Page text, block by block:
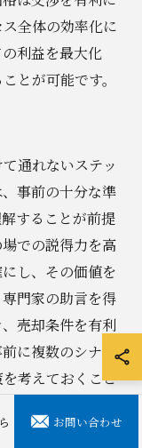
全体の効率化に
利益を最大化
とが可能です。
通れないステッ
事前の十分な準
することが前提
での説得力を高
し、その価値を
門家の助言を得
売却条件を有利
に複数のシナリ
考えておくこと
な結果をもたら
お問い合わせ